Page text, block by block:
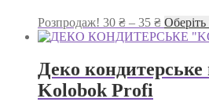
Розпродаж! 30 ₴ – 35 ₴Діапазон
цін:
30 ₴
до
Оберіть
Деко кондитерське
Kolobok Profi